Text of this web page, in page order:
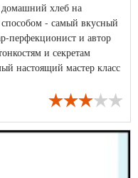
домашний хлеб на
- самый вкусный
перфекционист и автор
и секретам
настоящий мастер класс
лично, в процессе